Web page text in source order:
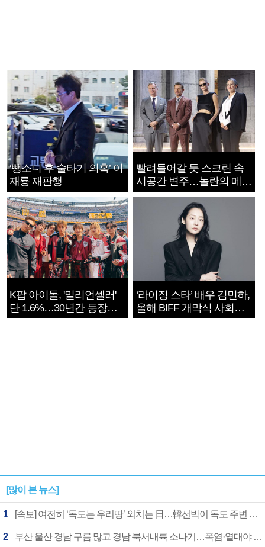
‘뺑소니 후 술타기 의혹’ 이
재룡 재판행
빨려들어갈 듯 스크린 속
시공간 변주…놀란의 메시
지는 ‘전쟁 속죄’
K팝 아이돌, '밀리언셀러'
단 1.6%…30년간 등장
1182개팀 전수조사
‘라이징 스타’ 배우 김민하,
올해 BIFF 개막식 사회자
확정
[많이 본 뉴스]
1 [속보] 여전히 ‘독도는 우리땅’ 외치는 日…韓선박이 독도 주변 해양조사 활동하자 반발
2 부산 울산 경남 구름 많고 경남 북서내륙 소나기…폭염·열대야 계속